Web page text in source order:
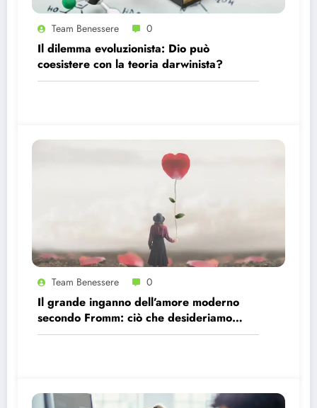
Team Benessere 0
Il dilemma evoluzionista: Dio può
coesistere con la teoria darwinista?
Team Benessere 0
Il grande inganno dell’amore moderno
secondo Fromm: ciò che desideriamo
davvero è essere scelti!